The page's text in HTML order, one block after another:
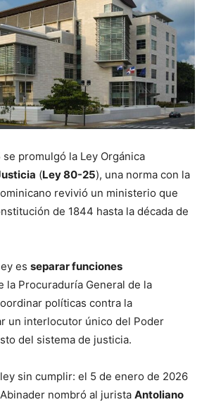
promulgó la Ley Orgánica
(Ley 80-25), una norma con la
revivió un ministerio que
de 1844 hasta la década de
es separar funciones
la Procuraduría General de la
políticas contra la
un interlocutor único del Poder
del sistema de justicia.
sin cumplir: el 5 de enero de 2026
nombró al jurista Antoliano